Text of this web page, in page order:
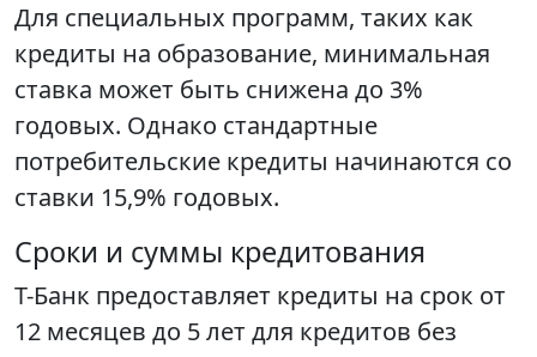
Для специальных программ, таких как
кредиты на образование, минимальная
ставка может быть снижена до 3%
годовых. Однако стандартные
потребительские кредиты начинаются со
ставки 15,9% годовых.
Сроки и суммы кредитования
Т-Банк предоставляет кредиты на срок от
12 месяцев до 5 лет для кредитов без